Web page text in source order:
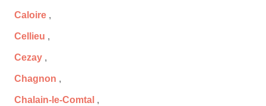
Caloire ,
Cellieu ,
Cezay ,
Chagnon ,
Chalain-le-Comtal ,